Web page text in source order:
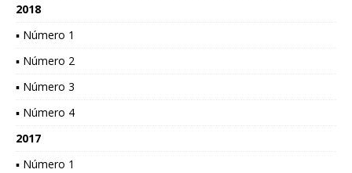
2018
▪ Número 1
▪ Número 2
▪ Número 3
▪ Número 4
2017
▪ Número 1